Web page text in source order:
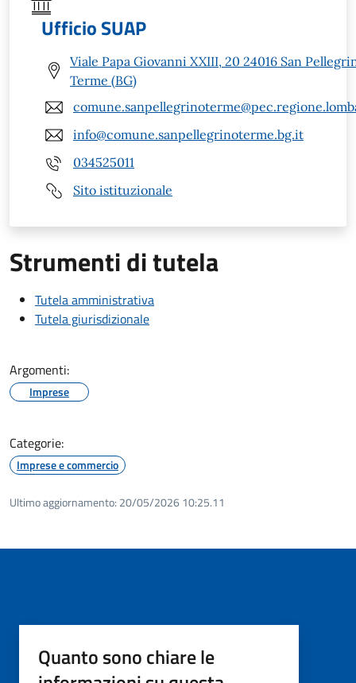
Ufficio SUAP
Viale Papa Giovanni XXIII, 20 24016 San
Terme (BG)
info@comune.sanpellegrinoterme.bg.it
034525011
Sito istituzionale
Strumenti di tutela
Tutela amministrativa
Tutela giurisdizionale
Argomenti:
Imprese
Categorie:
Imprese e commercio
Ultimo aggiornamento: 20/05/2026 10:25.11
Quanto sono chiare le